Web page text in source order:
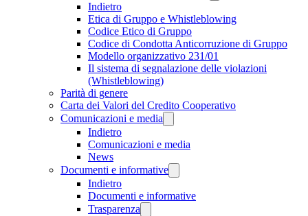
Indietro
Etica di Gruppo e Whistleblowing
Codice Etico di Gruppo
Codice di Condotta Anticorruzione di Gruppo
Modello organizzativo 231/01
Il sistema di segnalazione delle violazioni
(Whistleblowing)
Parità di genere
Carta dei Valori del Credito Cooperativo
Comunicazioni e media
Indietro
Comunicazioni e media
News
Documenti e informative
Indietro
Documenti e informative
Trasparenza